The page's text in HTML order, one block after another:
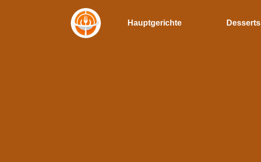
Hauptgerichte Desserts